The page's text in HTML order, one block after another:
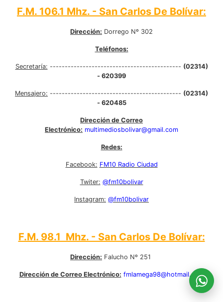
F.M. 106.1 Mhz. - San Carlos De Bolívar:
Dirección: Dorrego Nº 302
Teléfonos:
Secretaría: -------------------------------------------- (02314)
- 620399
Mensajero: -------------------------------------------- (02314)
- 620485
Dirección de Correo
Electrónico: multimediosbolivar@gmail.com
Redes:
Facebook: FM10 Radio Ciudad
Twiter: @fm10bolivar
Instagram: @fm10bolivar
F.M. 98.1 Mhz. - San Carlos De Bolívar:
Dirección: Falucho Nº 251
Dirección de Correo Electrónico: fmlamega98@hotmail.com